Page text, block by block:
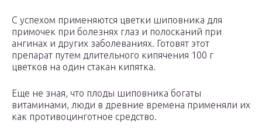
С успехом применяются цветки шиповника для
примочек при болезнях глаз и полосканий при
ангинах и других заболеваниях. Готовят этот
препарат путем длительного кипячения 100 г
цветков на один стакан кипятка.
Еще не зная, что плоды шиповника богаты
витаминами, люди в древние времена применяли их
как противоцинготное средство.